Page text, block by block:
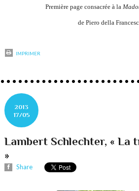
Première page consacrée à la
de Piero della
IMPRIMER
2013
17/05
Lambert Schlechter, « La
»
Share